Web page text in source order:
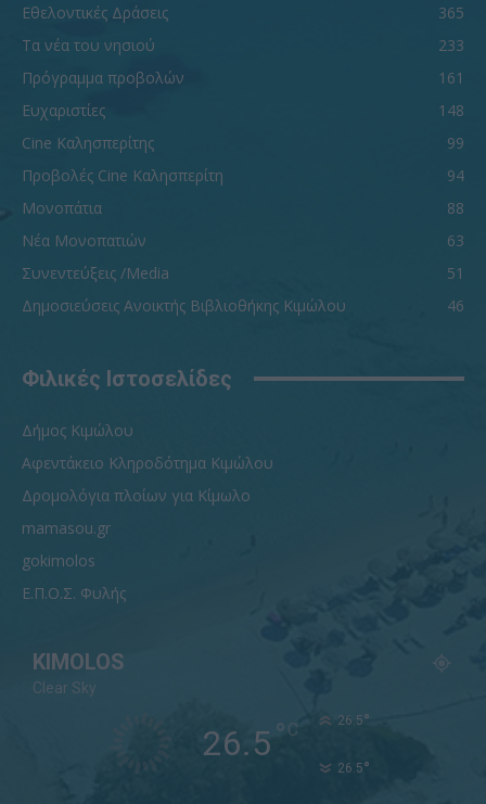
Εθελοντικές Δράσεις
365
Τα νέα του νησιού
233
Πρόγραμμα προβολών
161
Ευχαριστίες
148
Cine Καλησπερίτης
99
Προβολές Cine Καλησπερίτη
94
Μονοπάτια
88
Νέα Μονοπατιών
63
Συνεντεύξεις /Media
51
Δημοσιεύσεις Ανοικτής Βιβλιοθήκης Κιμώλου
46
Φιλικές Ιστοσελίδες
Δήμος Κιμώλου
Αφεντάκειο Κληροδότημα Κιμώλου
Δρομολόγια πλοίων για Κίμωλο
mamasou.gr
gokimolos
Ε.Π.Ο.Σ. Φυλής
KIMOLOS
Clear Sky
26.5° C 26.5°
26.5°